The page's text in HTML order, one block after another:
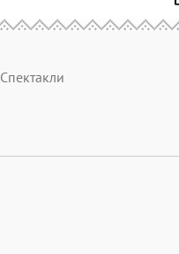
Спектакли